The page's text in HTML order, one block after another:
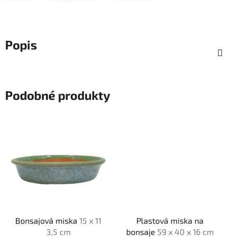
Popis
Podobné produkty
Bonsajová miska 15 x 11
3,5 cm
Plastová miska na
bonsaje 59 x 40 x 16 cm